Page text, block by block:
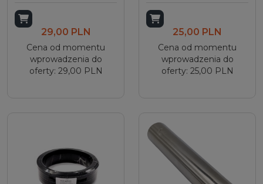
Dodaj do koszyka
29,00 PLN
Cena od momentu
wprowadzenia do
oferty: 29,00 PLN
Dodaj do koszyka
25,00 PLN
Cena od momentu
wprowadzenia do
oferty: 25,00 PLN